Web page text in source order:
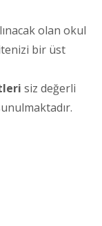
olan okul
bir üst
siz değerli